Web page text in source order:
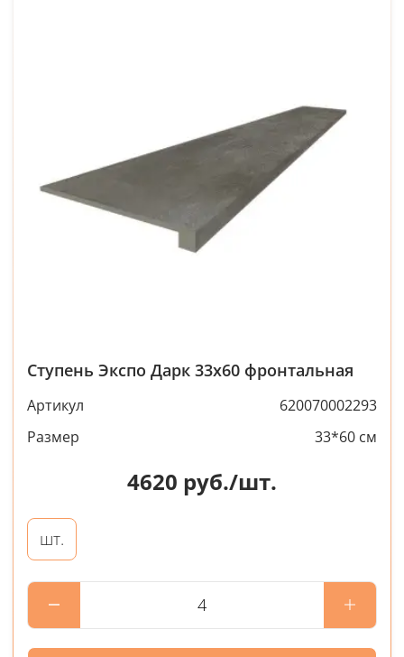
Ступень Экспо Дарк 33x60 фронтальная
Артикул
620070002293
Размер
33*60 см
4620 руб./шт.
шт.